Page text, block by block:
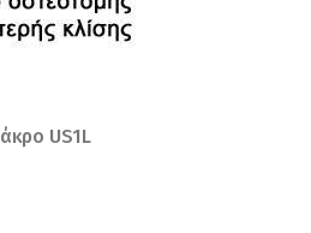
άκρο US1L